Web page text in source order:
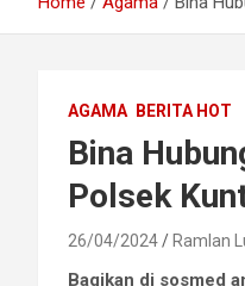
AGAMA BERITA HOT
Bina
Polsek
26/04/2024 Ramlan
Bagikan di sosmed